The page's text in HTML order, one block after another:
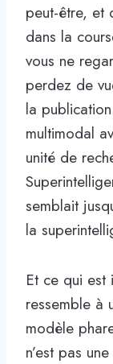
peut-être, et
dans la
vous ne
perdez de
la
multimodal
unité de
semblait
la
Et ce qui est
ressemble à
modèle
n’est pas